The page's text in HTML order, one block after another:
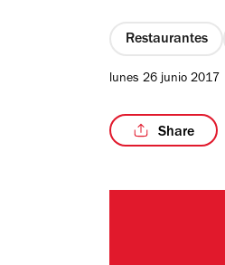
estrellas
Restaurantes
lunes 26 junio 2017
Share